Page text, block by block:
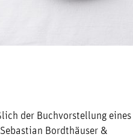
der Buchvorstellung eines
Bordthäuser &